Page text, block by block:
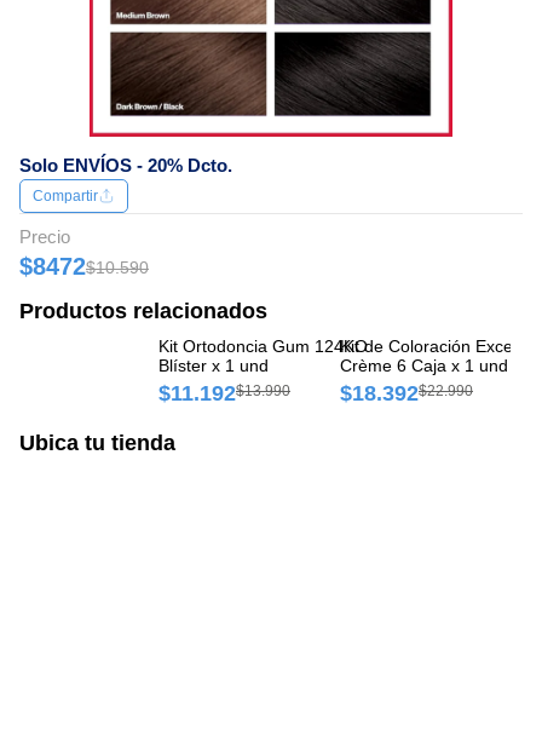
Solo ENVÍOS - 20% Dcto.
Compartir
Precio
$8472$10.590
Productos relacionados
Kit Ortodoncia Gum 124KO
Blíster x 1 und
$11.192$13.990
Kit de Coloración Excellence
Crème 6 Caja x 1 und
$18.392$22.990
Ubica tu tienda